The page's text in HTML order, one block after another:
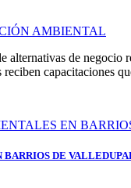
AMBIENTAL
alternativas de negocio
reciben capacitaciones
DE